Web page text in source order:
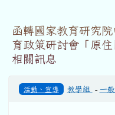
函轉國家教育研究
育政策研討會「原住
相關訊息
活動、宣導 教學組 - 一